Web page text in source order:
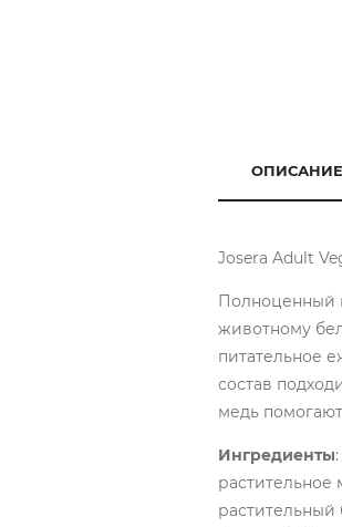
ОПИСАНИЕ
Josera Adult
Полноценный
животному
питательное
состав
медь
Ингредиенты
растительное
растительный